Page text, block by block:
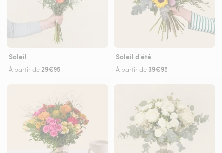
Soleil
À partir de29€95
Soleil d'été
À partir de 39€95